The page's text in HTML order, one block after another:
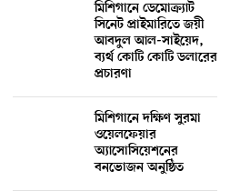
মিশিগানে ডেমোক্র্যাট
সিনেট প্রাইমারিতে জয়ী
আবদুল আল-সাইয়েদ,
ব্যর্থ কোটি কোটি ডলারের
প্রচারণা
মিশিগানে দক্ষিণ সুরমা
ওয়েলফেয়ার
অ্যাসোসিয়েশনের
বনভোজন অনুষ্ঠিত